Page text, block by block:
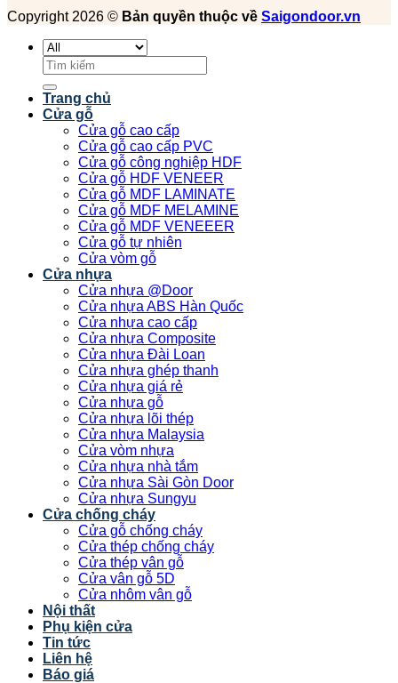
Copyright 2026 © Bản quyền thuộc về Saigondoor.vn
Tìm
kiếm:
Trang chủ
Cửa gỗ
Cửa gỗ cao cấp
Cửa gỗ cao cấp PVC
Cửa gỗ công nghiệp HDF
Cửa gỗ HDF VENEER
Cửa gỗ MDF LAMINATE
Cửa gỗ MDF MELAMINE
Cửa gỗ MDF VENEEER
Cửa gỗ tự nhiên
Cửa vòm gỗ
Cửa nhựa
Cửa nhựa @Door
Cửa nhựa ABS Hàn Quốc
Cửa nhựa cao cấp
Cửa nhựa Composite
Cửa nhựa Đài Loan
Cửa nhựa ghép thanh
Cửa nhựa giá rẻ
Cửa nhựa gỗ
Cửa nhựa lõi thép
Cửa nhựa Malaysia
Cửa vòm nhựa
Cửa nhựa nhà tắm
Cửa nhựa Sài Gòn Door
Cửa nhựa Sungyu
Cửa chống cháy
Cửa gỗ chống cháy
Cửa thép chống cháy
Cửa thép vân gỗ
Cửa vân gỗ 5D
Cửa nhôm vân gỗ
Nội thất
Phụ kiện cửa
Tin tức
Liên hệ
Báo giá